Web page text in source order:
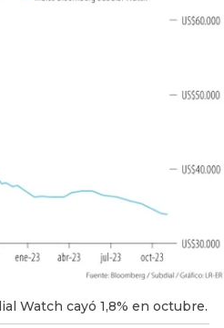
Watch cayó 1,8% en octubre.